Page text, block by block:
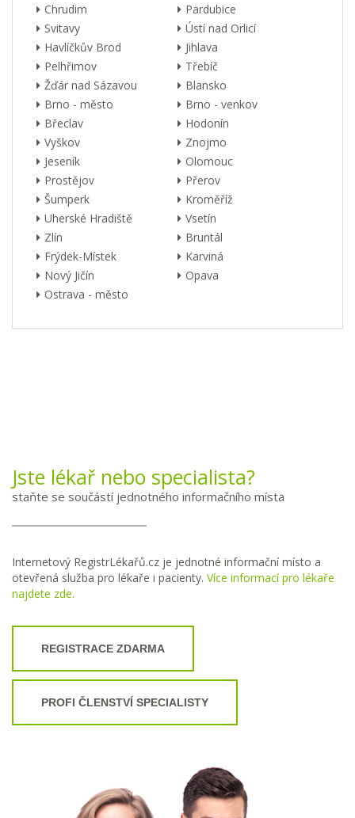
Chrudim
Pardubice
Svitavy
Ústí nad Orlicí
Havlíčkův Brod
Jihlava
Pelhřimov
Třebíč
Žďár nad Sázavou
Blansko
Brno - město
Brno - venkov
Břeclav
Hodonín
Vyškov
Znojmo
Jeseník
Olomouc
Prostějov
Přerov
Šumperk
Kroměříž
Uherské Hradiště
Vsetín
Zlín
Bruntál
Frýdek-Místek
Karviná
Nový Jičín
Opava
Ostrava - město
Jste lékař nebo specialista?
staňte se součástí jednotného informačního místa
Internetový RegistrLékařů.cz je jednotné informační místo a
otevřená služba pro lékaře i pacienty. Více informací pro lékaře
najdete zde.
REGISTRACE ZDARMA
PROFI ČLENSTVÍ SPECIALISTY